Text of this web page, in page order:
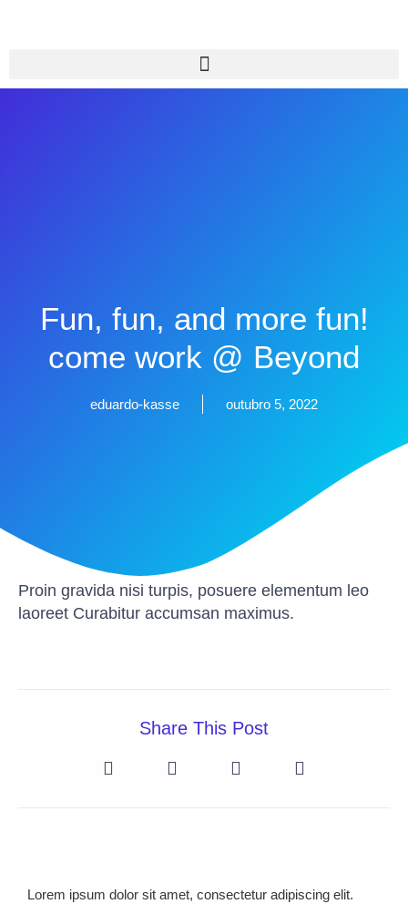
Fun, fun, and more fun!
come work @ Beyond
eduardo-kasse outubro 5, 2022
Proin gravida nisi turpis, posuere elementum leo
laoreet Curabitur accumsan maximus.
Share This Post
Lorem ipsum dolor sit amet, consectetur adipiscing elit.